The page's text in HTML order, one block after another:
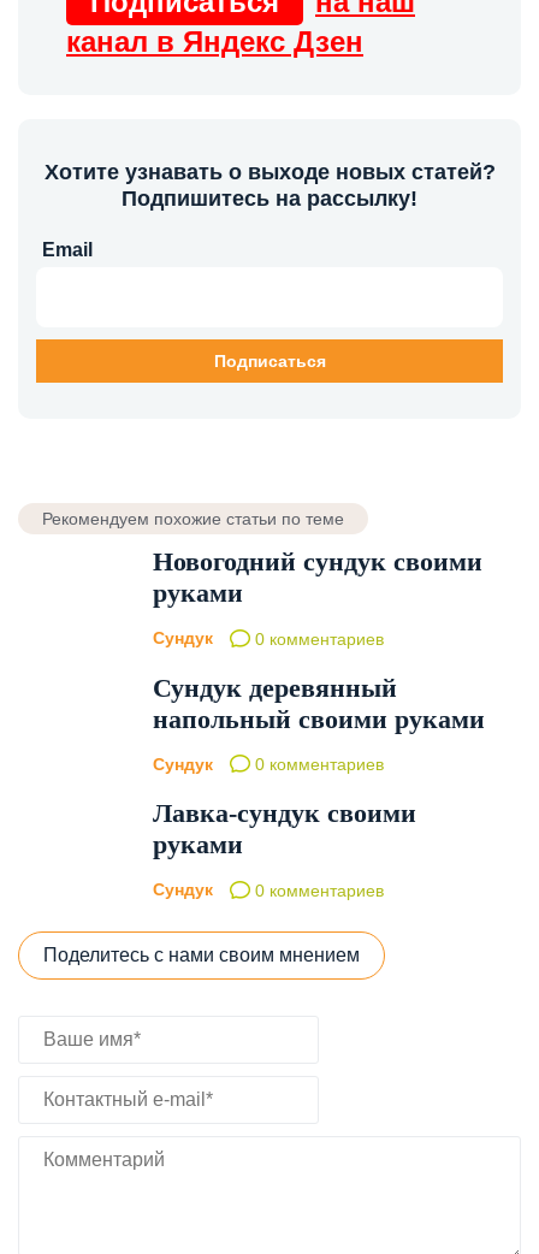
канал в Яндекс Дзен
Хотите узнавать о выходе новых статей?
Подпишитесь на рассылку!
Email
Рекомендуем похожие статьи по теме
Новогодний сундук своими
руками
Сундук 0 комментариев
Сундук деревянный
напольный своими руками
Сундук 0 комментариев
Лавка-сундук своими
руками
Сундук 0 комментариев
Поделитесь с нами своим мнением